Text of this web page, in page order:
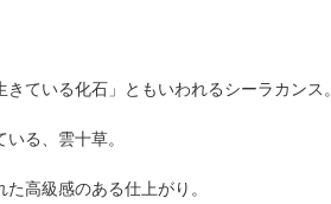
ている化石」ともいわれるシーラカンス
る、雲十草。
高級感のある仕上がり。